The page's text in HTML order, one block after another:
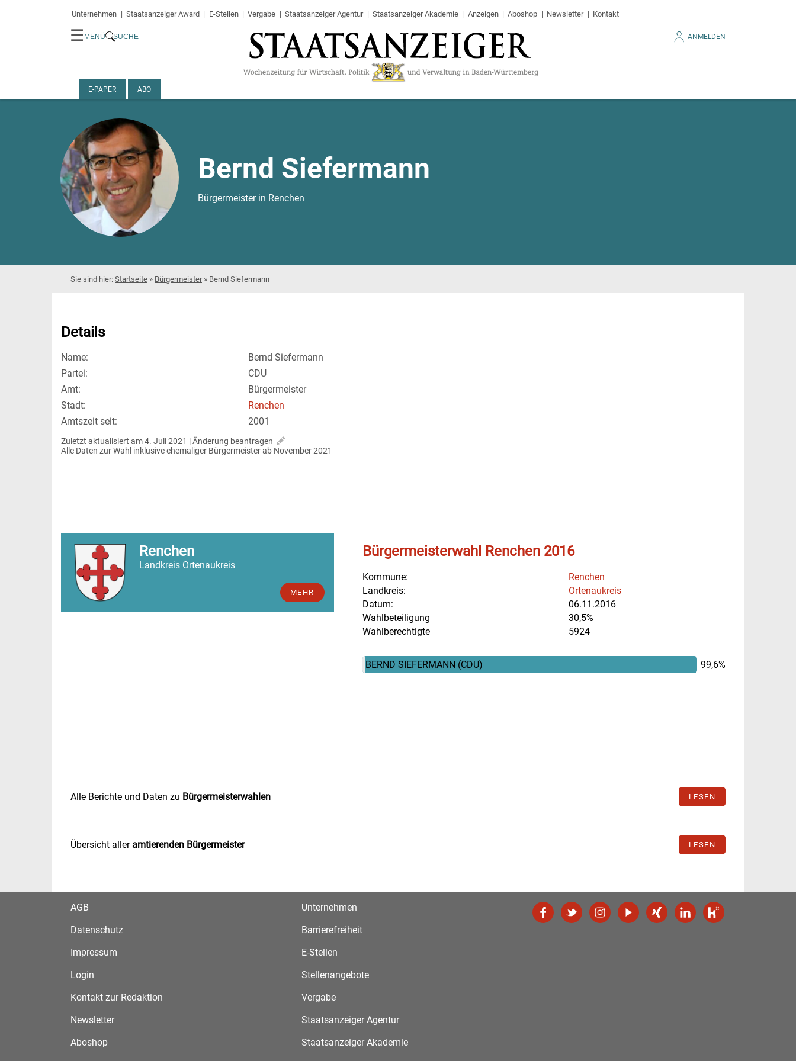
Unternehmen Staatsanzeiger Award E-Stellen Vergabe Staatsanzeiger Agentur Staatsanzeiger Akademie Anzeigen Aboshop Newsletter Kontakt
☰ MENÜ SUCHE ANMELDEN
E-PAPER ABO
Bernd Siefermann
Bürgermeister in Renchen
Startseite » Bürgermeister» Bernd Siefermann
Details
Name:
Bernd Siefermann
Partei:
CDU
Amt:
Bürgermeister
Stadt:
Renchen
Amtszeit seit:
2001
Zuletzt aktualisiert am 4. Juli 2021 | Änderung beantragen
Alle Daten zur Wahl inklusive ehemaliger Bürgermeister ab November 2021
Renchen
Landkreis Ortenaukreis
MEHR
Bürgermeisterwahl Renchen 2016
Kommune:
Renchen
Landkreis:
Ortenaukreis
Datum:
06.11.2016
Wahlbeteiligung
30,5%
Wahlberechtigte
5924
BERND SIEFERMANN (CDU) 99,6%
Alle Berichte und Daten zu Bürgermeisterwahlen LESEN
Übersicht aller amtierenden Bürgermeister LESEN
AGB
Datenschutz
Impressum
Login
Kontakt zur Redaktion
Newsletter
Aboshop
Unternehmen
Barrierefreiheit
E-Stellen
Stellenangebote
Vergabe
Staatsanzeiger Agentur
Staatsanzeiger Akademie